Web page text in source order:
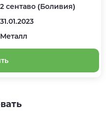
2 сентаво (Боливия)
31.01.2023
Металл